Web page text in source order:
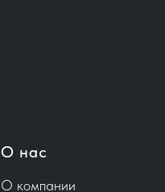
О нас
О компании